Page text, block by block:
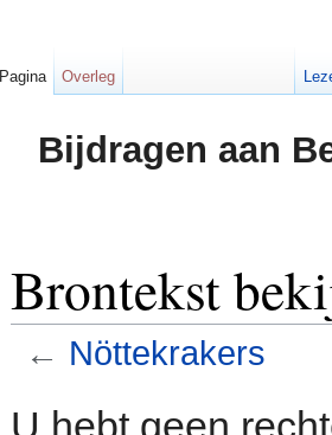
Bijdragen aan
Brontekst
← Nöttekrakers
U hebt geen
Pagina Overleg